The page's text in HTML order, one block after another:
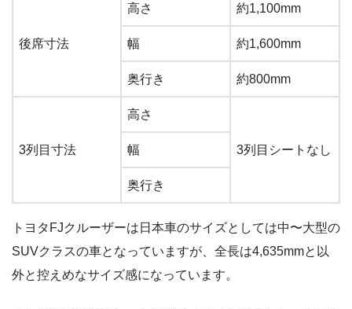
後席寸法
高さ 約1,100mm
幅 約1,600mm
奥行き 約800mm
3列目寸法
高さ
3列目シートなし
幅
奥行き
トヨタFJクルーザーは日本車のサイズとしては中〜大型の
SUVクラスの車となっていますが、全長は4,635mmと以
外と控えめなサイズ感になっています。